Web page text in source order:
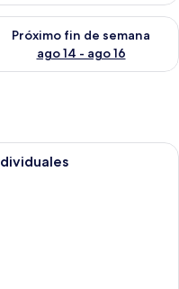
fin de semana ago 7 -
Próximo fin de semana
ago 14 - ago 16
la disponibilidad
de hotel con dos camas,